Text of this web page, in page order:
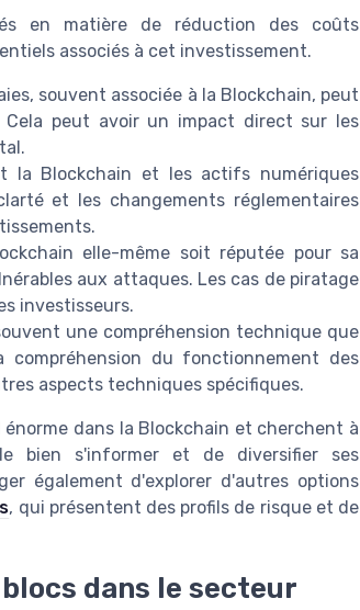
en matière de réduction des coûts
associés à cet investissement.
souvent associée à la Blockchain, peut
peut avoir un impact direct sur les
la Blockchain et les actifs numériques
et les changements réglementaires
elle-même soit réputée pour sa
aux attaques. Les cas de piratage
investisseurs.
une compréhension technique que
compréhension du fonctionnement des
aspects techniques spécifiques.
dans la Blockchain et cherchent à
bien s'informer et de diversifier ses
également d'explorer d'autres options
, qui présentent des profils de risque et de
dans le secteur